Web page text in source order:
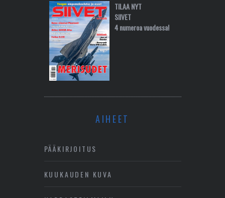
TILAA NYT
SIIVET
4 numeroa vuodessa!
AIHEET
PÄÄKIRJOITUS
KUUKAUDEN KUVA